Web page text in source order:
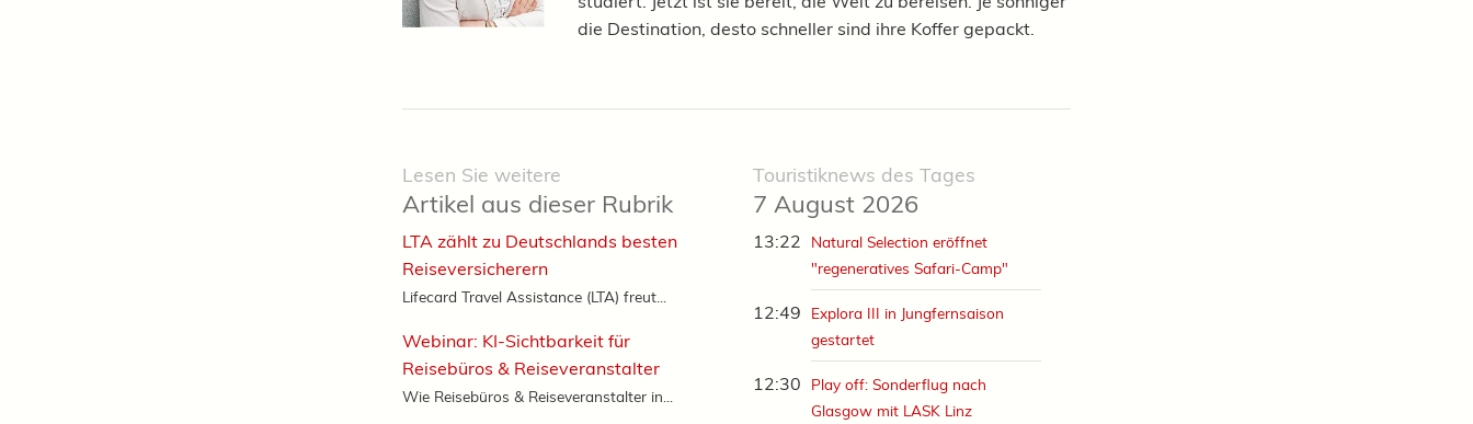
die Destination, desto schneller sind ihre Koffer gepackt.
Touristiknews des Tages
7 August 2026
13:22
Natural Selection eröffnet
"regeneratives Safari-Camp"
12:49
Explora III in Jungfernsaison
gestartet
12:30
Play off: Sonderflug nach
Glasgow mit LASK Linz
Lesen Sie weitere
Artikel aus dieser Rubrik
LTA zählt zu Deutschlands besten
Reiseversicherern
Lifecard Travel Assistance (LTA) freut...
Webinar: KI-Sichtbarkeit für
Reisebüros & Reiseveranstalter
Wie Reisebüros & Reiseveranstalter in...